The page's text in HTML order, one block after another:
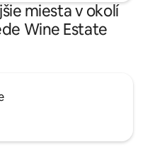
miesta v okolí
Wine Estate